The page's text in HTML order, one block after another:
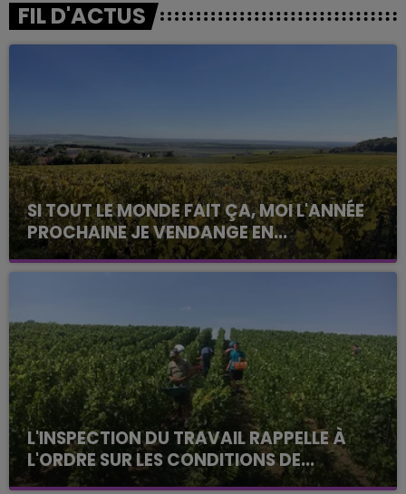
FIL D'ACTUS
SI TOUT LE MONDE FAIT ÇA, MOI L'ANNÉE
PROCHAINE JE VENDANGE EN...
La vendange en Champagne a débuté ce jeudi 6
août dans la commune de Montgueux (Aube). Du
L'INSPECTION DU TRAVAIL RAPPELLE À
L'ORDRE SUR LES CONDITIONS DE...
Alors que les dates de début des vendange 2026